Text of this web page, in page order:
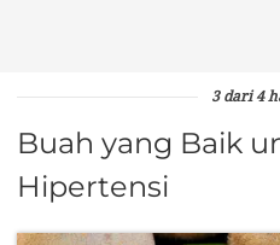
3 dari 4
Buah yang Baik
Hipertensi